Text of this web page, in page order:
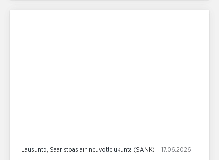
Lausunto, Saaristoasiain neuvottelukunta (SANK) 17.06.2026